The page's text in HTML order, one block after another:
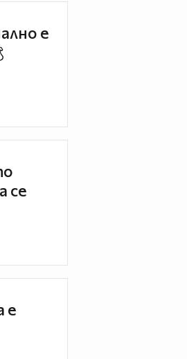
е
се
е